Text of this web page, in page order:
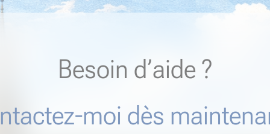
Besoin d’aide ?
moi dès